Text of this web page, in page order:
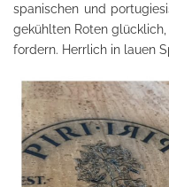
spanischen und
gekühlten Roten glücklich,
fordern. Herrlich in lauen